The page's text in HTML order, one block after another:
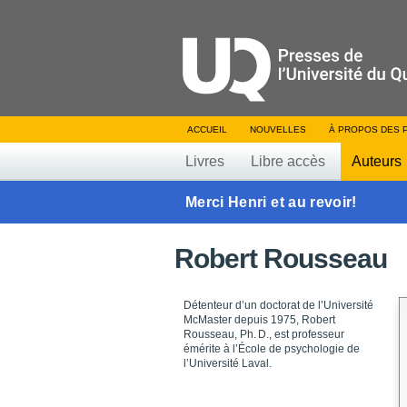
ACCUEIL NOUVELLES À PROPOS DES
Livres Libre accès Auteurs
Merci Henri et au revoir!
Robert Rousseau
Détenteur d’un doctorat de l’Université
McMaster depuis 1975, Robert
Rousseau, Ph. D., est professeur
émérite à l’École de psychologie de
l’Université Laval.